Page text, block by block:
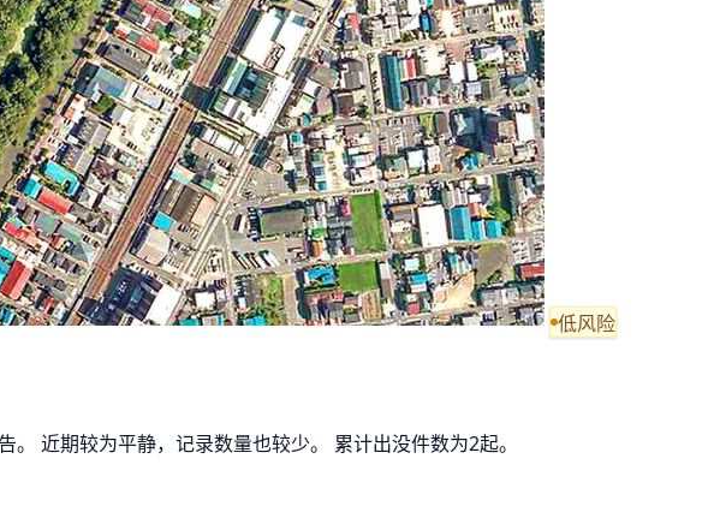
低风险
近期较为平静，记录数量也较少。 累计出没件数为2起。